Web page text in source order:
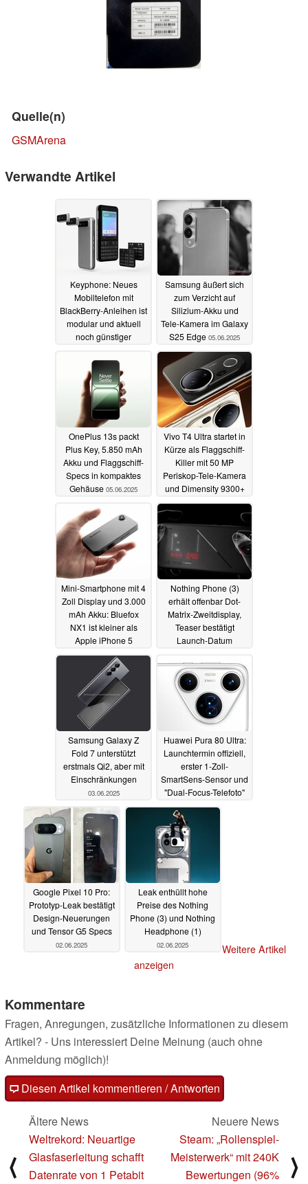
Quelle(n)
GSMArena
Verwandte Artikel
Keyphone: Neues
Mobiltelefon mit
BlackBerry-Anleihen ist
modular und aktuell
noch günstiger
Samsung äußert sich
zum Verzicht auf
Silizium-Akku und
Tele-Kamera im Galaxy
S25 Edge 05.06.2025
OnePlus 13s packt
Plus Key, 5.850 mAh
Akku und Flaggschiff-
Specs in kompaktes
Gehäuse 05.06.2025
Vivo T4 Ultra startet in
Kürze als Flaggschiff-
Killer mit 50 MP
Periskop-Tele-Kamera
und Dimensity 9300+
04.06.2025
Mini-Smartphone mit 4
Zoll Display und 3.000
mAh Akku: Bluefox
NX1 ist kleiner als
Apple iPhone 5
04.06.2025
Nothing Phone (3)
erhält offenbar Dot-
Matrix-Zweitdisplay,
Teaser bestätigt
Launch-Datum
Samsung Galaxy Z
Fold 7 unterstützt
erstmals Qi2, aber mit
Einschränkungen
03.06.2025
Huawei Pura 80 Ultra:
Launchtermin offiziell,
erster 1-Zoll-
SmartSens-Sensor und
"Dual-Focus-Telefoto"
erwartet03.06.2025
Google Pixel 10 Pro:
Prototyp-Leak bestätigt
Design-Neuerungen
und Tensor G5 Specs
02.06.2025
Leak enthüllt hohe
Preise des Nothing
Phone (3) und Nothing
Headphone (1)
02.06.2025
Weitere Artikel
anzeigen
Kommentare
Fragen, Anregungen, zusätzliche Informationen zu diesem
Artikel? - Uns interessiert Deine Meinung (auch ohne
Anmeldung möglich)!
Diesen Artikel kommentieren / Antworten
⟨
Ältere News
Weltrekord: Neuartige
Glasfaserleitung schafft
Datenrate von 1 Petabit
Neuere News
Steam: „Rollenspiel-
Meisterwerk“ mit 240K
Bewertungen (96%
⟩